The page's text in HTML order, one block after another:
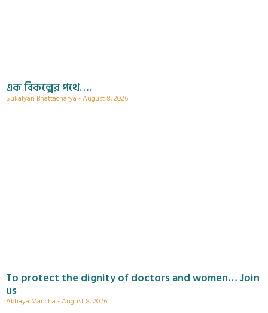
এক বিকল্পের পথে….
Sukalyan Bhattacharya August 8, 2026
To protect the dignity of doctors and women… Join
us
Abhaya Mancha August 8, 2026